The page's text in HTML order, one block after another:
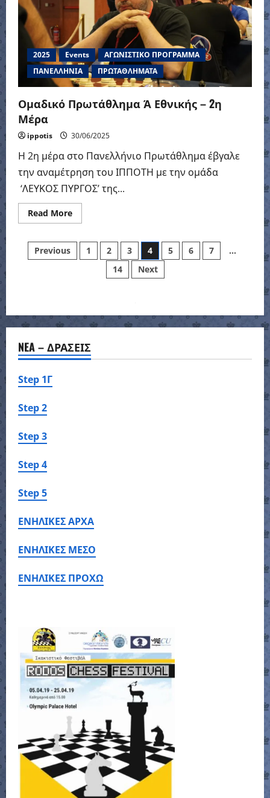
2025 Events
ΑΓΩΝΙΣΤΙΚΟ ΠΡΟΓΡΑΜΜΑ
ΠΑΝΕΛΛΗΝΙΑ
ΠΡΩΤΑΘΛΗΜΑΤΑ
Ομαδικό Πρωτάθλημα Ά Εθνικής – 2η
Μέρα
ippotis 30/06/2025
Η 2η μέρα στο Πανελλήνιο Πρωτάθλημα έβγαλε
την αναμέτρηση του ΙΠΠΟΤΗ με την ομάδα
‘ΛΕΥΚΟΣ ΠΥΡΓΟΣ’ της...
Read MoreRead
more
Πρωτάθλημα
Εθνικής
Posts
Previous 1 2 3 4 5 6 7
…
14
Next
NEA – ΔΡΑΣΕΙΣ
Step 1Γ
Step 2
Step 3
Step 4
Step 5
ΕΝΗΛΙΚΕΣ ΑΡΧΑ
ΕΝΗΛΙΚΕΣ ΜΕΣΟ
ΕΝΗΛΙΚΕΣ ΠΡΟΧΩ